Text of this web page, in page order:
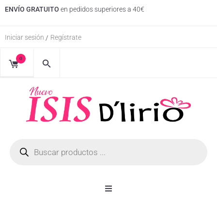
ENVÍO GRATUITO en pedidos superiores a 40€
Iniciar sesión / Regístrate
0